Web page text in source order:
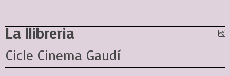
La llibreria
Cicle Cinema Gaudí